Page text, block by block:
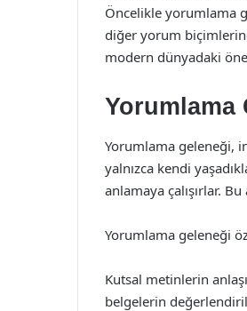
Öncelikle yorumlama
diğer yorum
modern dünyadaki
Yorumlama
Yorumlama geleneği,
yalnızca kendi
anlamaya çalışırlar.
Yorumlama geleneği
Kutsal metinlerin
belgelerin